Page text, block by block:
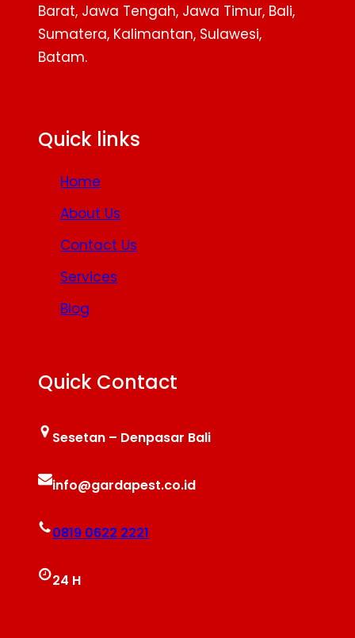
Barat, Jawa Tengah, Jawa Timur, Bali,
Sumatera, Kalimantan, Sulawesi,
Batam.
Quick links
Home
About Us
Contact Us
Services
Blog
Quick Contact
Sesetan – Denpasar Bali
info@gardapest.co.id
0819 0622 2221
24 H